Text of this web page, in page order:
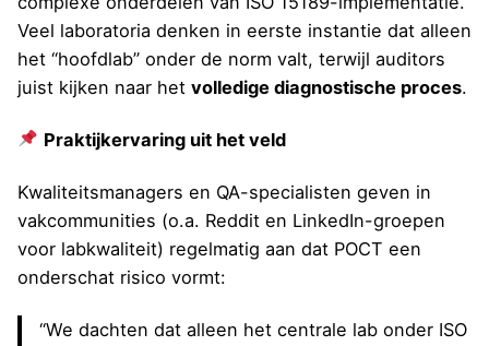
Veel laboratoria denken in eerste instantie dat alleen
het “hoofdlab” onder de norm valt, terwijl auditors
juist kijken naar het volledige diagnostische proces.
Praktijkervaring uit het veld
Kwaliteitsmanagers en QA-specialisten geven in
vakcommunities (o.a. Reddit en LinkedIn-groepen
voor labkwaliteit) regelmatig aan dat POCT een
onderschat risico vormt:
“We dachten dat alleen het centrale lab onder ISO